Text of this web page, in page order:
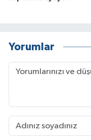
Yorumlar